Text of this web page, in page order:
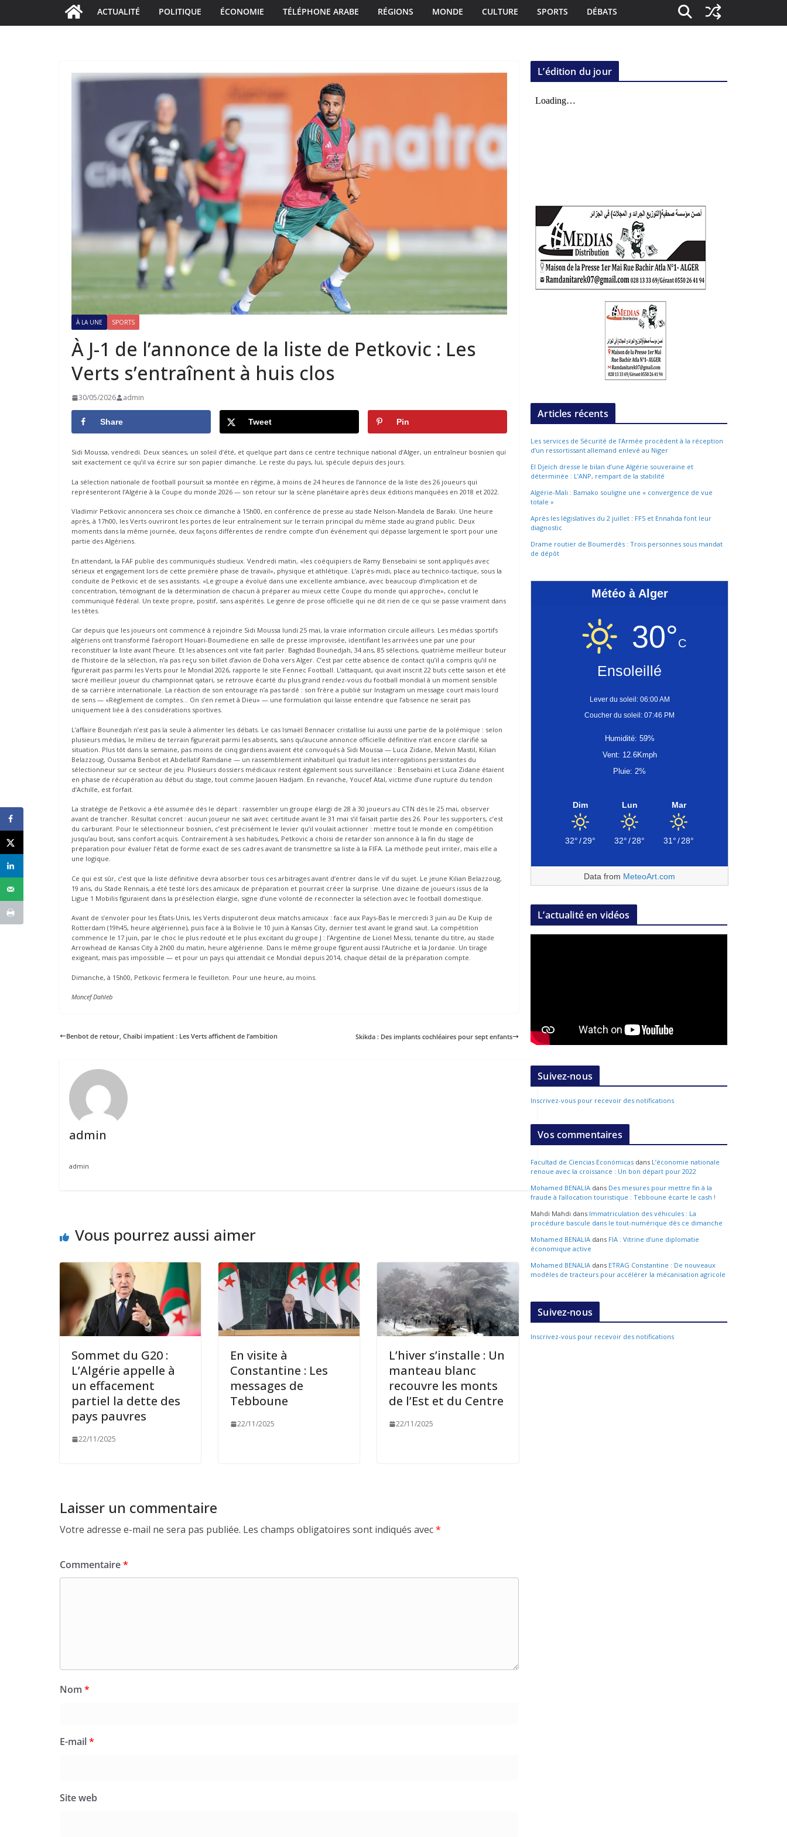
ACTUALITÉ POLITIQUE ÉCONOMIE TÉLÉPHONE ARABE RÉGIONS MONDE CULTURE SPORTS DÉBATS
À LA UNE SPORTS
À J-1 de l’annonce de la liste de Petkovic : Les
Verts s’entraînent à huis clos
30/05/2026 admin
Share Tweet Pin
Sidi Moussa, vendredi. Deux séances, un soleil d’été, et quelque part dans ce centre technique national d’Alger, un entraîneur bosnien qui
sait exactement ce qu’il va écrire sur son papier dimanche. Le reste du pays, lui, spécule depuis des jours.
La sélection nationale de football poursuit sa montée en régime, à moins de 24 heures de l’annonce de la liste des 26 joueurs qui
représenteront l’Algérie à la Coupe du monde 2026 — son retour sur la scène planétaire après deux éditions manquées en 2018 et 2022.
Vladimir Petkovic annoncera ses choix ce dimanche à 15h00, en conférence de presse au stade Nelson-Mandela de Baraki. Une heure
après, à 17h00, les Verts ouvriront les portes de leur entraînement sur le terrain principal du même stade au grand public. Deux
moments dans la même journée, deux façons différentes de rendre compte d’un événement qui dépasse largement le sport pour une
partie des Algériens.
En attendant, la FAF publie des communiqués studieux. Vendredi matin, «les coéquipiers de Ramy Bensebaïni se sont appliqués avec
sérieux et engagement lors de cette première phase de travail», physique et athlétique. L’après-midi, place au technico-tactique, sous la
conduite de Petkovic et de ses assistants. «Le groupe a évolué dans une excellente ambiance, avec beaucoup d’implication et de
concentration, témoignant de la détermination de chacun à préparer au mieux cette Coupe du monde qui approche», conclut le
communiqué fédéral. Un texte propre, positif, sans aspérités. Le genre de prose officielle qui ne dit rien de ce qui se passe vraiment dans
les têtes.
Car depuis que les joueurs ont commencé à rejoindre Sidi Moussa lundi 25 mai, la vraie information circule ailleurs. Les médias sportifs
algériens ont transformé l’aéroport Houari-Boumediene en salle de presse improvisée, identifiant les arrivées une par une pour
reconstituer la liste avant l’heure. Et les absences ont vite fait parler. Baghdad Bounedjah, 34 ans, 85 sélections, quatrième meilleur buteur
de l’histoire de la sélection, n’a pas reçu son billet d’avion de Doha vers Alger. C’est par cette absence de contact qu’il a compris qu’il ne
figurerait pas parmi les Verts pour le Mondial 2026, rapporte le site Fennec Football. L’attaquant, qui avait inscrit 22 buts cette saison et été
sacré meilleur joueur du championnat qatari, se retrouve écarté du plus grand rendez-vous du football mondial à un moment sensible
de sa carrière internationale. La réaction de son entourage n’a pas tardé : son frère a publié sur Instagram un message court mais lourd
de sens — «Règlement de comptes… On s’en remet à Dieu» — une formulation qui laisse entendre que l’absence ne serait pas
uniquement liée à des considérations sportives.
L’affaire Bounedjah n’est pas la seule à alimenter les débats. Le cas Ismaël Bennacer cristallise lui aussi une partie de la polémique : selon
plusieurs médias, le milieu de terrain figurerait parmi les absents, sans qu’aucune annonce officielle définitive n’ait encore clarifié sa
situation. Plus tôt dans la semaine, pas moins de cinq gardiens avaient été convoqués à Sidi Moussa — Luca Zidane, Melvin Mastil, Kilian
Belazzoug, Oussama Benbot et Abdellatif Ramdane — un rassemblement inhabituel qui traduit les interrogations persistantes du
sélectionneur sur ce secteur de jeu. Plusieurs dossiers médicaux restent également sous surveillance : Bensebaïni et Luca Zidane étaient
en phase de récupération au début du stage, tout comme Jaouen Hadjam. En revanche, Youcef Atal, victime d’une rupture du tendon
d’Achille, est forfait.
La stratégie de Petkovic a été assumée dès le départ : rassembler un groupe élargi de 28 à 30 joueurs au CTN dès le 25 mai, observer
avant de trancher. Résultat concret : aucun joueur ne sait avec certitude avant le 31 mai s’il faisait partie des 26. Pour les supporters, c’est
du carburant. Pour le sélectionneur bosnien, c’est précisément le levier qu’il voulait actionner : mettre tout le monde en compétition
jusqu’au bout, sans confort acquis. Contrairement à ses habitudes, Petkovic a choisi de retarder son annonce à la fin du stage de
préparation pour évaluer l’état de forme exact de ses cadres avant de transmettre sa liste à la FIFA. La méthode peut irriter, mais elle a
une logique.
Ce qui est sûr, c’est que la liste définitive devra absorber tous ces arbitrages avant d’entrer dans le vif du sujet. Le jeune Kilian Belazzoug,
19 ans, du Stade Rennais, a été testé lors des amicaux de préparation et pourrait créer la surprise. Une dizaine de joueurs issus de la
Ligue 1 Mobilis figuraient dans la présélection élargie, signe d’une volonté de reconnecter la sélection avec le football domestique.
Avant de s’envoler pour les États-Unis, les Verts disputeront deux matchs amicaux : face aux Pays-Bas le mercredi 3 juin au De Kuip de
Rotterdam (19h45, heure algérienne), puis face à la Bolivie le 10 juin à Kansas City, dernier test avant le grand saut. La compétition
commence le 17 juin, par le choc le plus redouté et le plus excitant du groupe J : l’Argentine de Lionel Messi, tenante du titre, au stade
Arrowhead de Kansas City à 2h00 du matin, heure algérienne. Dans le même groupe figurent aussi l’Autriche et la Jordanie. Un tirage
exigeant, mais pas impossible — et pour un pays qui attendait ce Mondial depuis 2014, chaque détail de la préparation compte.
Dimanche, à 15h00, Petkovic fermera le feuilleton. Pour une heure, au moins.
Moncef Dahleb
Benbot de retour, Chaïbi impatient : Les Verts affichent de l’ambition Skikda : Des implants cochléaires pour sept enfants
admin
admin
Vous pourrez aussi aimer
Sommet du G20 :
L’Algérie appelle à
un effacement
partiel la dette des
pays pauvres
22/11/2025
En visite à
Constantine : Les
messages de
Tebboune
22/11/2025
L’hiver s’installe : Un
manteau blanc
recouvre les monts
de l’Est et du Centre
22/11/2025
Laisser un commentaire
Votre adresse e-mail ne sera pas publiée. Les champs obligatoires sont indiqués avec*
Commentaire*
Nom *
E-mail*
Site web
L’édition du jour
Articles récents
Les services de Sécurité de l’Armée procèdent à la réception
d’un ressortissant allemand enlevé au Niger
El Djeïch dresse le bilan d’une Algérie souveraine et
déterminée : L’ANP, rempart de la stabilité
Algérie-Mali : Bamako souligne une « convergence de vue
totale »
Après les législatives du 2 juillet : FFS et Ennahda font leur
diagnostic
Drame routier de Boumerdès : Trois personnes sous mandat
de dépôt
Météo à Alger
30°C
Ensoleillé
Lever du soleil: 06:00 AM
Coucher du soleil: 07:46 PM
Humidité: 59%
Vent: 12.6Kmph
Pluie: 2%
Dim
32°/29°
Lun
32°/28°
Mar
31°/28°
Data from MeteoArt.com
L’actualité en vidéos
Suivez-nous
Inscrivez-vous pour recevoir des notifications
Vos commentaires
Facultad de Ciencias Económicas dans L’économie nationale
renoue avec la croissance : Un bon départ pour 2022
Mohamed BENALIA dans Des mesures pour mettre fin à la
fraude à l’allocation touristique : Tebboune écarte le cash !
Mahdi Mahdi dans Immatriculation des véhicules : La
procédure bascule dans le tout-numérique dès ce dimanche
Mohamed BENALIA dans FIA : Vitrine d’une diplomatie
économique active
Mohamed BENALIA dans ETRAG Constantine : De nouveaux
modèles de tracteurs pour accélérer la mécanisation agricole
Suivez-nous
Inscrivez-vous pour recevoir des notifications